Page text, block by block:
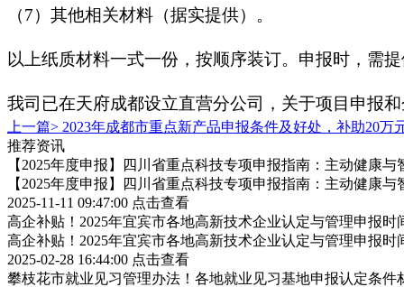
（7）其他相关材料（据实提供）。
以上纸质材料一式一份，按顺序装订。申报时，需
我司已在天府成都设立直营分公司，关于项目申报
上一篇> 2023年成都市重点新产品申报条件及好处，补助20万
推荐资讯
【2025年度申报】四川省重点科技专项申报指南：主动健康与
【2025年度申报】四川省重点科技专项申报指南：主动健康与
2025-11-11 09:47:00 点击查看
高企补贴！2025年宜宾市各地高新技术企业认定与管理申报
高企补贴！2025年宜宾市各地高新技术企业认定与管理申报
2025-02-28 16:44:00 点击查看
攀枝花市就业见习管理办法！各地就业见习基地申报认定条件